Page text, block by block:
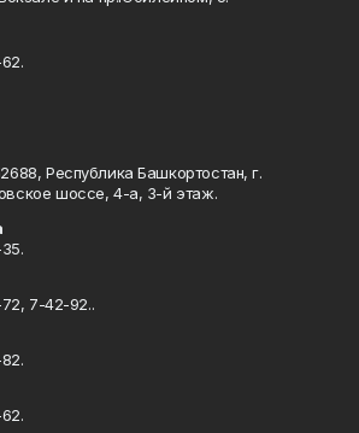
Республика Башкортостан, г.
шоссе, 4-а, 3-й этаж.
7-42-92..